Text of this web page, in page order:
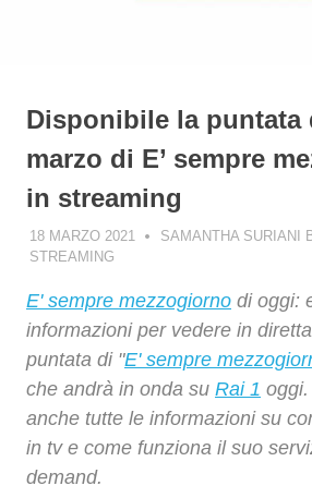
Disponibile la puntata
marzo di E’ sempre
in streaming
18 MARZO 2021
SAMANTHA SURIANI
STREAMING
E' sempre mezzogiorno di oggi:
informazioni per vedere in
puntata di "E' sempre
che andrà in onda su Rai 1
anche tutte le informazioni su
in tv e come funziona il suo
demand.